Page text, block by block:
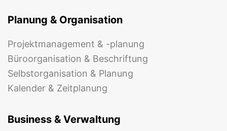
Planung & Organisation
Projektmanagement & -planung
Büroorganisation & Beschriftung
Selbstorganisation & Planung
Kalender & Zeitplanung
Business & Verwaltung